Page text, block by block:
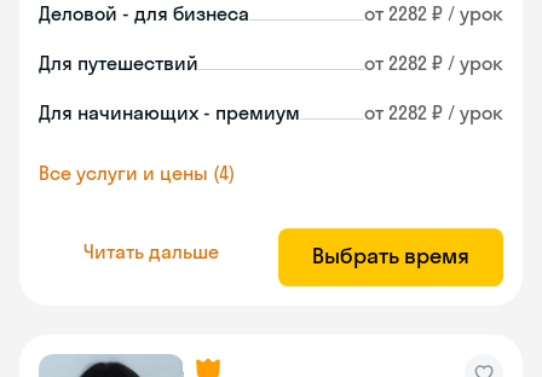
Деловой - для бизнеса от 2282 ₽ / урок
Для путешествий от 2282 ₽ / урок
Для начинающих - премиум от 2282 ₽ / урок
Все услуги и цены (4)
Читать дальше Выбрать время